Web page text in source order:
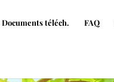
Documents téléch. FAQ